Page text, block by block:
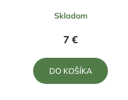
Skladom
7 €
DO KOŠÍKA